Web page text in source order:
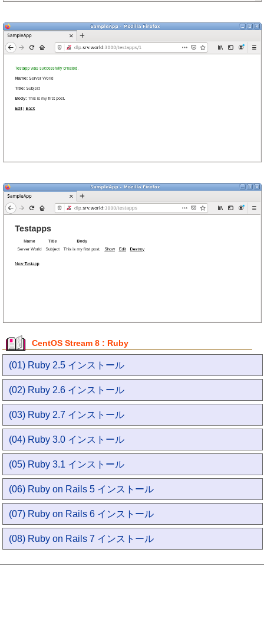
CentOS Stream 8 : Ruby
(01) Ruby 2.5 インストール
(02) Ruby 2.6 インストール
(03) Ruby 2.7 インストール
(04) Ruby 3.0 インストール
(05) Ruby 3.1 インストール
(06) Ruby on Rails 5 インストール
(07) Ruby on Rails 6 インストール
(08) Ruby on Rails 7 インストール